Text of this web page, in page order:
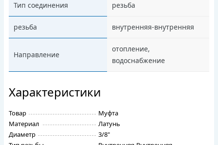
Тип соединения резьба
резьба внутренняя-внутренняя
Направление
отопление,
водоснабжение
Характеристики
Товар
Муфта
Материал
Латунь
Диаметр
3/8"